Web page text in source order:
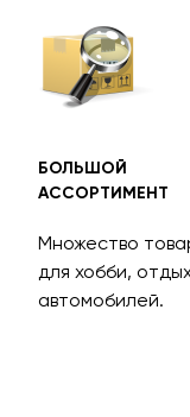
БОЛЬШОЙ
АССОРТИМЕНТ
Множество
для хобби,
автомобилей.